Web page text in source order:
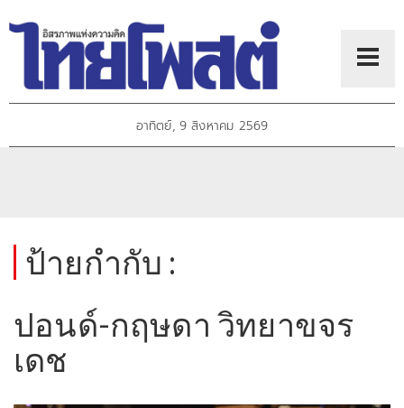
อาทิตย์, 9 สิงหาคม 2569
ป้ายกำกับ :
ปอนด์-กฤษดา วิทยาขจร
เดช